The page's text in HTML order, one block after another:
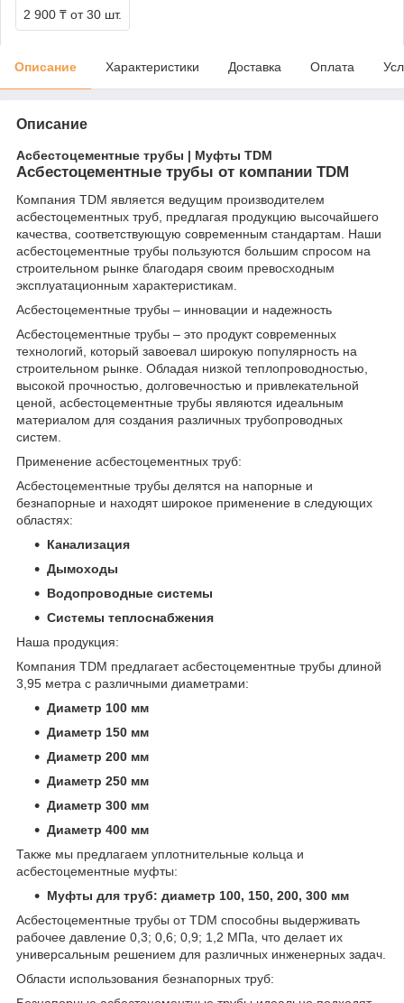
2 900 ₸ от 30 шт.
Описание Характеристики Доставка Оплата
Описание
Асбестоцементные трубы | Муфты TDM
Асбестоцементные трубы от компании TDM
Компания TDM является ведущим производителем
асбестоцементных труб, предлагая продукцию высочайшего
качества, соответствующую современным стандартам. Наши
асбестоцементные трубы пользуются большим спросом на
строительном рынке благодаря своим превосходным
эксплуатационным характеристикам.
Асбестоцементные трубы – инновации и надежность
Асбестоцементные трубы – это продукт современных
технологий, который завоевал широкую популярность на
строительном рынке. Обладая низкой теплопроводностью,
высокой прочностью, долговечностью и привлекательной
ценой, асбестоцементные трубы являются идеальным
материалом для создания различных трубопроводных
систем.
Применение асбестоцементных труб:
Асбестоцементные трубы делятся на напорные и
безнапорные и находят широкое применение в следующих
областях:
Канализация
Дымоходы
Водопроводные системы
Системы теплоснабжения
Наша продукция:
Компания TDM предлагает асбестоцементные трубы длиной
3,95 метра с различными диаметрами:
Диаметр 100 мм
Диаметр 150 мм
Диаметр 200 мм
Диаметр 250 мм
Диаметр 300 мм
Диаметр 400 мм
Также мы предлагаем уплотнительные кольца и
асбестоцементные муфты:
Муфты для труб: диаметр 100, 150, 200, 300 мм
Асбестоцементные трубы от TDM способны выдерживать
рабочее давление 0,3; 0,6; 0,9; 1,2 МПа, что делает их
универсальным решением для различных инженерных задач.
Области использования безнапорных труб: